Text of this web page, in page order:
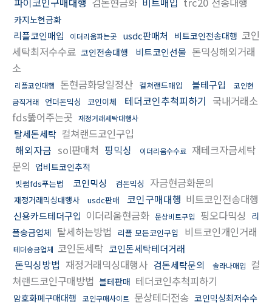
카지노현금화
리플코인매입 이더리움파는곳 usdc판매처 비트코인전송대행 코인
세탁최저수수료 코인전송대행 비트코인선물 돈믹싱해외거래
소
리플코인대행 돈현금화당일정산 컬쳐랜드매입 블테구입
코인현
금직거래
언더돈믹싱 코인이체 테더코인추척피하기 국내거래소
fds뚫어주는곳 재정거래세탁대행사
탈세돈세탁 컬쳐랜드코인구입
해외자금 sol판매처 핑믹싱 이더리움수수료 재테크자금세탁
문의 업비트코인추적
빗썸fds푸는법 코인믹싱 검돈믹싱 자금현금화문의
재정거래믹싱대행사 usdc판매 코인구매대행 비트코인전송대행
신용카드테더구입 이더리움현금화 문상비트구입 핑오다믹싱 리
플송금업체 탈세하는방법 리플 모든코인구입 비트코인개인거래
테더송금업체 코인돈세탁 코인돈세탁테더거래
돈믹싱방법 재정거래믹싱대행사 검돈세탁문의 솔라나매입 컬
쳐랜드코인구매방법 블테판매 테더코인추척피하기
암호화폐구매대행 코인구매사이트 문상테더전송 코인믹싱최저수수